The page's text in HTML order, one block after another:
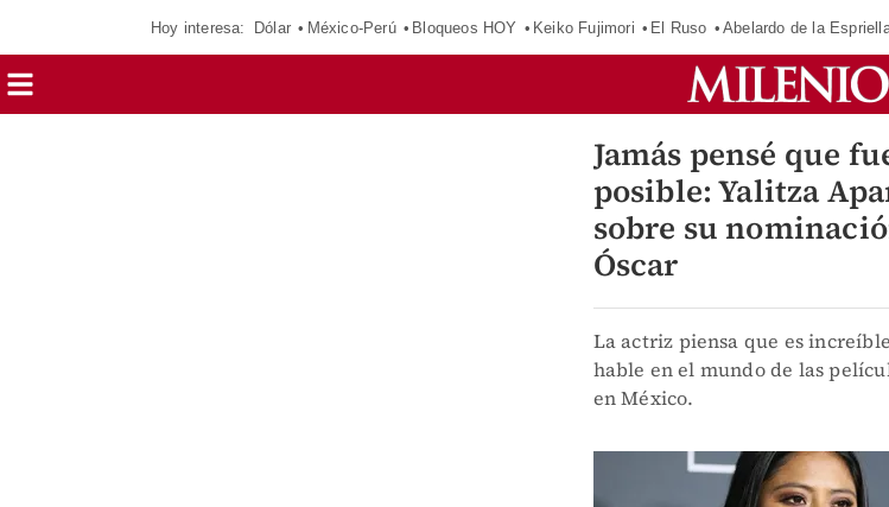
Hoy interesa: Dólar México-Perú Bloqueos HOY Keiko Fujimori El Ruso Abelardo de la
Jamás pensé que
posible: Yalitza
sobre su
Óscar
La actriz piensa que es
hable en el mundo de las
en México.